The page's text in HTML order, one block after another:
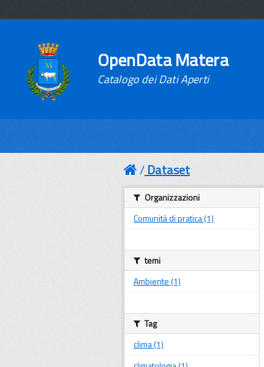
OpenData Matera
Catalogo dei Dati Aperti
Dataset
Organizzazioni
Comunità di pratica (1)
temi
Ambiente (1)
Tag
clima (1)